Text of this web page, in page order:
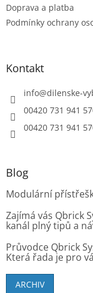
Doprava a platba
Podmínky ochrany
Kontakt
info@dilenske-
00420 731 941
00420 731 941
Blog
Modulární
Zajímá vás Qbrick
kanál plný tipů a
Průvodce Qbrick
Která řada je pro
ARCHIV